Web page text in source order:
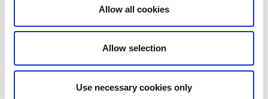
Allow all cookies
Allow selection
Use necessary cookies only